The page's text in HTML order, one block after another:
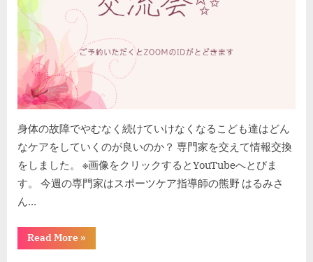
身体の故障でやむなく続けていけなくなるこども達はどん
なケアをしていくのが良いのか？ 専門家を交えて情報交換
をしました。 ※画像をクリックするとYouTubeへとびま
す。 今週の専門家はスポーツケア指導師の熊野 はるみさ
ん…
Read More“ス
ポ
»